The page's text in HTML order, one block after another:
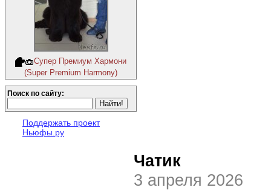
Супер Премиум Хармони
(Super Premium Harmony)
Поиск по сайту:
Поддержать проект
Ньюфы.ру
Чатик
3 апреля 2026